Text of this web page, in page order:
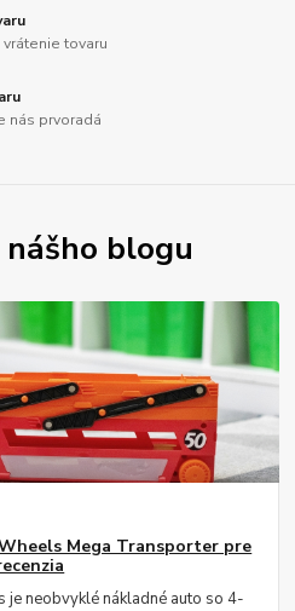
tovaru
nás prvoradá
blogu
Mega Transporter pre
neobvyklé nákladné auto so 4-